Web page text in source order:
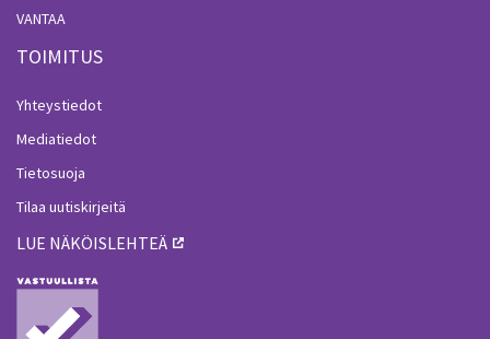
VANTAA
TOIMITUS
Yhteystiedot
Mediatiedot
Tietosuoja
Tilaa uutiskirjeitä
LUE NÄKÖISLEHTEÄ